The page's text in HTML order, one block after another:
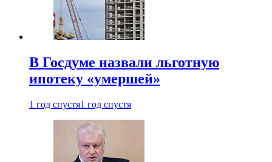
В Госдуме назвали льготную
ипотеку «умершей»
1 год спустя1 год спустя